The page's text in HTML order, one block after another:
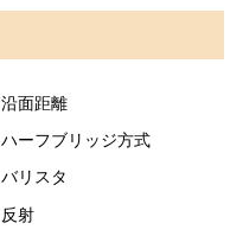
沿面距離
ハーフブリッジ方式
バリスタ
反射